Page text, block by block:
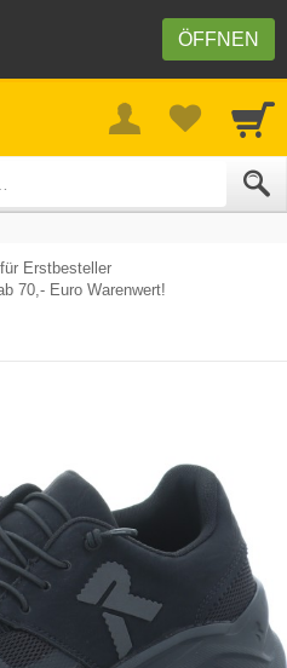
ÖFFNEN
Erstbesteller
70,- Euro Warenwert!